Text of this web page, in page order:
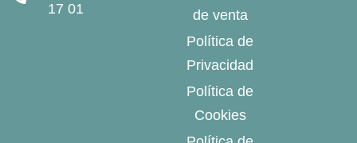
17 01
de venta
Política de
Privacidad
Política de
Cookies